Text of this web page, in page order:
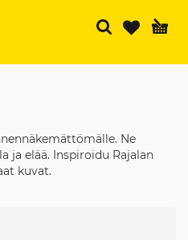
Ne
ja elää. Inspiroidu Rajalan
kuvat.